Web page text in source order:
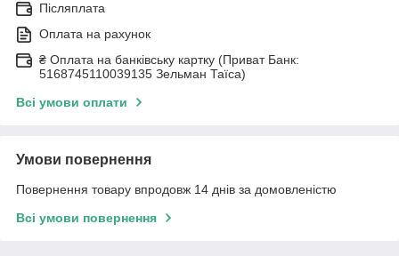
Післяплата
Оплата на рахунок
₴ Оплата на банківську картку (Приват Банк:
5168745110039135 Зельман Таїса)
Всі умови оплати
Умови повернення
Повернення товару впродовж 14 днів за домовленістю
Всі умови повернення